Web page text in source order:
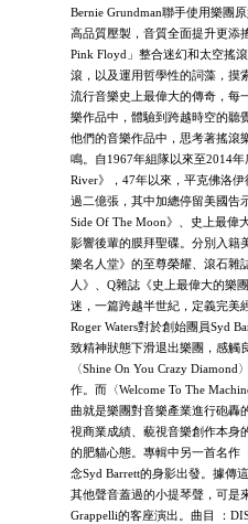
Bernie Grundman聯手使用樂團
高品質壓製，音質全面提升更添
Pink Floyd」整合迷幻和太空搖
滾，以及運用哲學性的詞藻，摸
流行音樂史上最偉大的傳奇，每
樂作品中，體驗到跨越時空的聽
他們的音樂作品中，思考著搖滾
鳴。自1967年組隊以來至2014
River》，47年以來，平克佛洛
過二億張，其中加總停留美國告
Side Of The Moon》、史上最偉
影響後輩的膜拜聖碟。分別入籍
樂名人堂》的至尊榮耀、滾石雜
人》、Q雜誌《史上最偉大的樂
迷，一篇跨越半世紀，定義完美
Roger Waters對於創始團員Syd
致精神狀態下滑退出樂團，感觸
〈Shine On You Crazy Diamond
作。而〈Welcome To The
曲就是樂團對音樂產業進行砲轟
視商業成績、藐視音樂創作本身
的肥貓心態。專輯中另一首名作
念Syd Barrett的身影出發。據傳
其他聲音蓋過的小提琴聲，可是
Grappelli的客座演出。曲目 ：